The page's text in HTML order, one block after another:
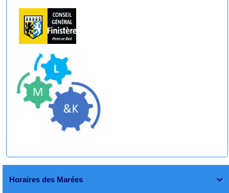

Horaires des Marées